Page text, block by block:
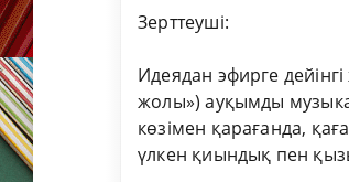
Зерттеуші:
Идеядан эфирге
жолы») ауқымды
көзімен қарағанда,
үлкен қиындық пен